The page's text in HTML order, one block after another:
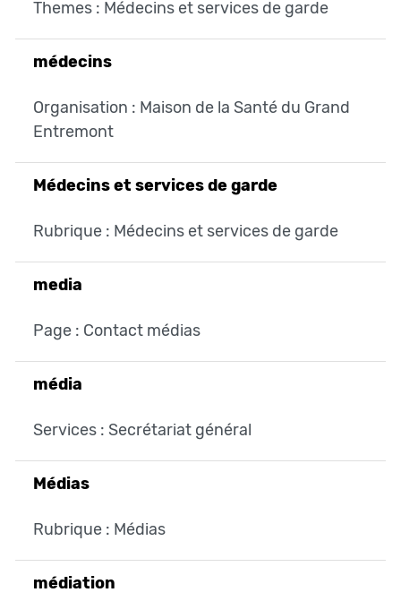
Themes : Médecins et services de garde
médecins
Organisation : Maison de la Santé du Grand
Entremont
Médecins et services de garde
Rubrique : Médecins et services de garde
media
Page : Contact médias
média
Services : Secrétariat général
Médias
Rubrique : Médias
médiation